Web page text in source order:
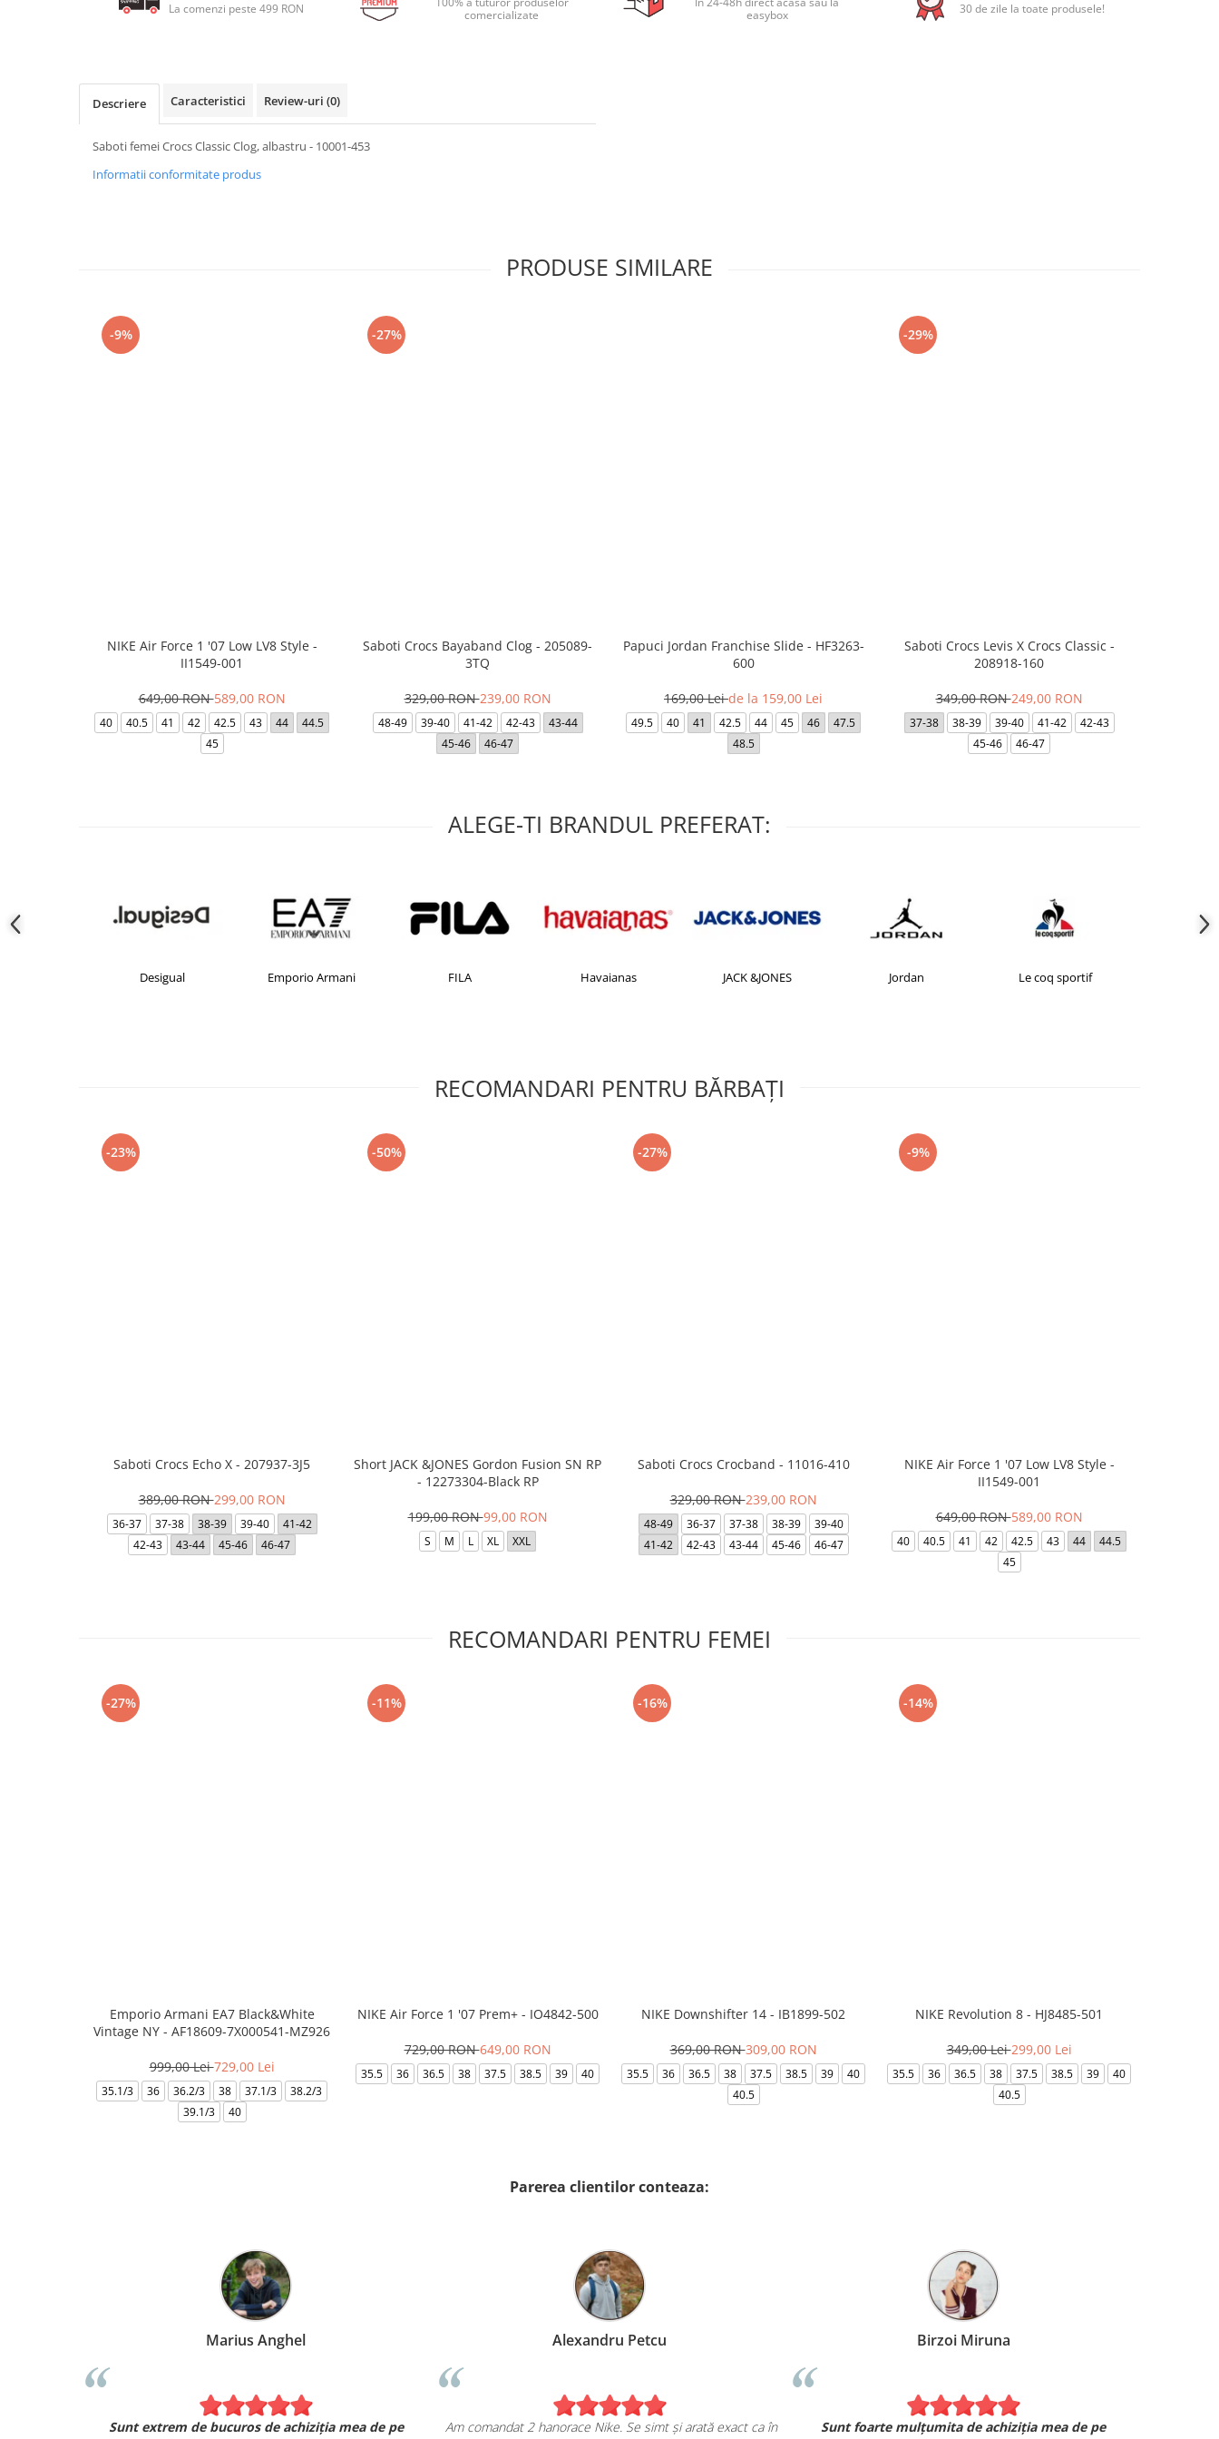
La comenzi peste 499 RON
comercializate
easybox
30 de zile la toate produsele!
Descriere Caracteristici Review-uri (0)
Saboti femei Crocs Classic Clog, albastru - 10001-453
Informatii conformitate produs
PRODUSE SIMILARE
-9%
NIKE Air Force 1 '07 Low LV8 Style -
II1549-001
649,00 RON589,00 RON
40 40.5 41 42 42.5 43 44
44.5
45
-27%
Saboti Crocs Bayaband Clog - 205089-
3TQ
329,00 RON239,00 RON
48-49 39-40 41-42 42-43
43-44
45-46
46-47
Papuci Jordan Franchise Slide - HF3263-
600
169,00 Leide la 159,00 Lei
49.5 40 41 42.5 44 45 46
47.5
48.5
-29%
Saboti Crocs Levis X Crocs Classic -
208918-160
349,00 RON249,00 RON
37-38 38-39 39-40 41-42
42-43
45-46
46-47
ALEGE-TI BRANDUL PREFERAT:
Desigual Emporio Armani FILA Havaianas JACK &JONES Jordan Le coq sportif
RECOMANDARI PENTRU BĂRBAŢI
-23%
Saboti Crocs Echo X - 207937-3J5
389,00 RON299,00 RON
36-37 37-38 38-39 39-40
41-42
42-43
43-44 45-46 46-47
-50%
Short JACK &JONES Gordon Fusion SN RP
- 12273304-Black RP
199,00 RON99,00 RON
S M L XL XXL
-27%
Saboti Crocs Crocband - 11016-410
329,00 RON239,00 RON
48-49 36-37 37-38 38-39
39-40
41-42
42-43 43-44 45-46 46-47
-9%
NIKE Air Force 1 '07 Low LV8 Style -
II1549-001
649,00 RON589,00 RON
40 40.5 41 42 42.5 43 44
44.5
45
RECOMANDARI PENTRU FEMEI
-27%
Emporio Armani EA7 Black&White
Vintage NY - AF18609-7X000541-MZ926
999,00 Lei729,00 Lei
35.1/3 36 36.2/3 38 37.1/3
38.2/3
39.1/3
40
-11%
NIKE Air Force 1 '07 Prem+ - IO4842-500
729,00 RON649,00 RON
35.5 36 36.5 38 37.5 38.5 39 40
-16%
NIKE Downshifter 14 - IB1899-502
369,00 RON309,00 RON
35.5 36 36.5 38 37.5 38.5 39
40
40.5
-14%
NIKE Revolution 8 - HJ8485-501
349,00 Lei299,00 Lei
35.5 36 36.5 38 37.5 38.5 39
40
40.5
Parerea clientilor conteaza:
Marius Anghel
Sunt extrem de bucuros de achiziția mea de pe
Alexandru Petcu
Am comandat 2 hanorace Nike. Se simt și arată exact ca în
Birzoi Miruna
Sunt foarte mulțumita de achiziția mea de pe